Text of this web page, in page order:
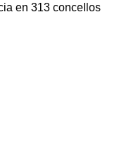
en 313 concellos